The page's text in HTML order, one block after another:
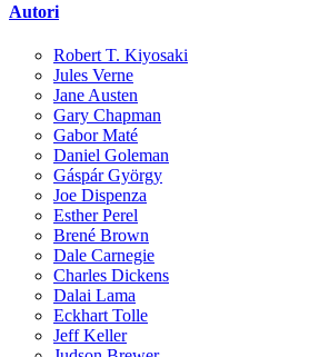
Autori
Robert T. Kiyosaki
Jules Verne
Jane Austen
Gary Chapman
Gabor Maté
Daniel Goleman
Gáspár György
Joe Dispenza
Esther Perel
Brené Brown
Dale Carnegie
Charles Dickens
Dalai Lama
Eckhart Tolle
Jeff Keller